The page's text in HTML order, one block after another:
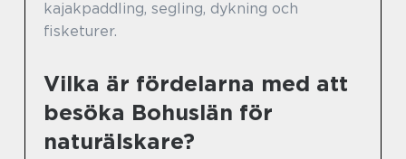
kajakpaddling, segling, dykning och
fisketurer.
Vilka är fördelarna med att
besöka Bohuslän för
naturälskare?